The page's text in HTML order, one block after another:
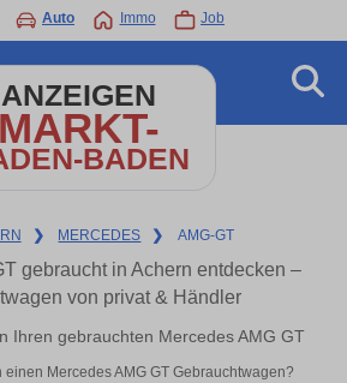
Auto Immo Job
ANZEIGEN
MARKT-
BADEN
❯ MERCEDES ❯ AMG-GT
gebraucht in Achern entdecken –
von privat & Händler
Ihren gebrauchten Mercedes AMG GT
einen Mercedes AMG GT Gebrauchtwagen?